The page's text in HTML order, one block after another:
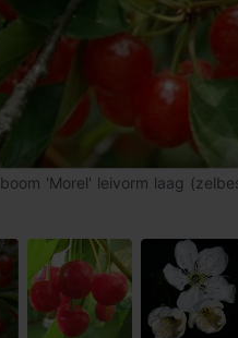
'Morel' leivorm laag